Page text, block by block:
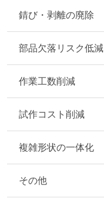
錆び・剥離の廃除
部品欠落リスク低減
作業工数削減
試作コスト削減
複雑形状の一体化
その他